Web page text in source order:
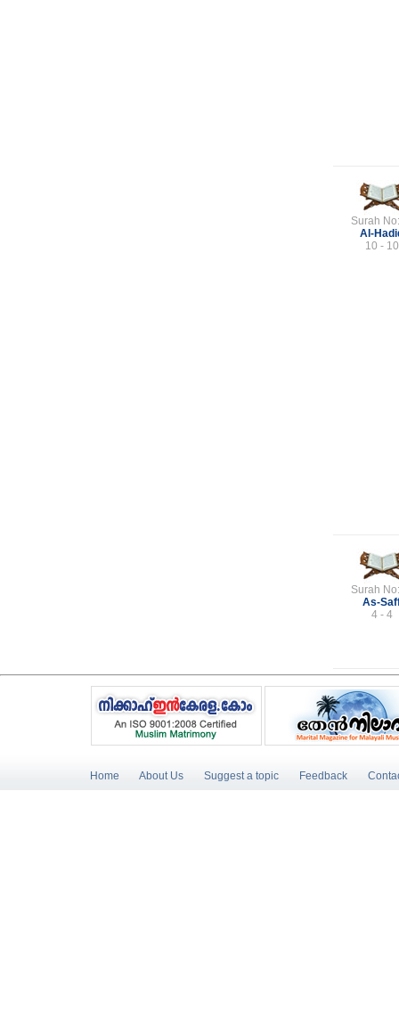
Surah
Al-
10 - 10
Surah
As-
4 - 4
Home About Us Suggest a topic Feedback